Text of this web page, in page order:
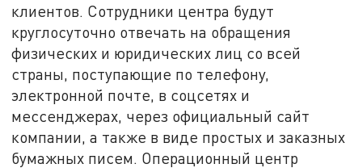
клиентов. Сотрудники центра будут
круглосуточно отвечать на обращения
физических и юридических лиц со всей
страны, поступающие по телефону,
электронной почте, в соцсетях и
мессенджерах, через официальный сайт
компании, а также в виде простых и заказных
бумажных писем. Операционный центр